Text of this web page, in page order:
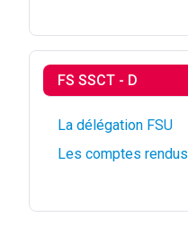
FS SSCT - D
La délégation FSU
Les comptes rendus